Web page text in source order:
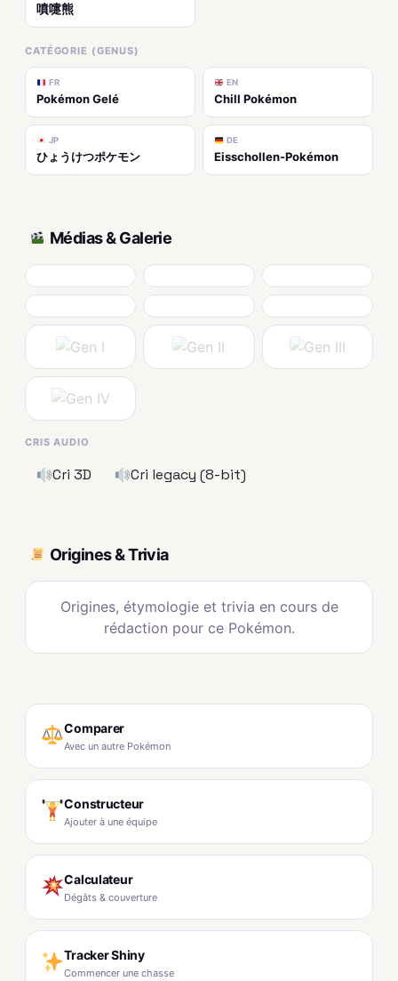
噴嚏熊
CATÉGORIE (GENUS)
FR
Pokémon Gelé
EN
Chill Pokémon
JP
ひょうけつポケモン
DE
Eisschollen-Pokémon
Médias & Galerie
CRIS AUDIO
Cri 3D Cri legacy (8-bit)
Origines & Trivia
Origines, étymologie et trivia en cours de
rédaction pour ce Pokémon.
Comparer
Avec un autre Pokémon
Constructeur
Ajouter à une équipe
Calculateur
Dégâts & couverture
Tracker Shiny
Commencer une chasse